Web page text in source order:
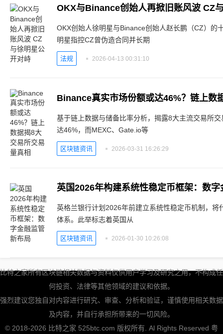
OKX与Binance创始人再掀旧账风波 CZ
OKX创始人徐明星与Binance创始人赵长鹏（CZ）的
明星指控CZ曾伪造合同并长期
法规 2026-04-13 00:31:10
Binance真实市场份额或达46%？链上数
基于链上数据与储备比率分析，揭露8大主流交易所
达46%，而MEXC、Gate.io等
区块链资讯 2026-03-31 16:26:29
英国2026年构建系统性稳定币框架：数
英格兰银行计划2026年前建立系统性稳定币机制，将
体系。此举标志着英国从
区块链资讯 2026-01-30 10:26:08
比特之家所有区块链相关数据与资料仅供用户学习及研究之用，不构成任
何投资、法律等其他领域的建议和依据。
强烈建议您独自对内容进行研究、审查、分析和验证，谨慎使用相关数据
及内容，并自行承担所带来的一切风险。
© 2018-2026 比特之家 525btc.com 版权所有. Al Rights Reserved 粤